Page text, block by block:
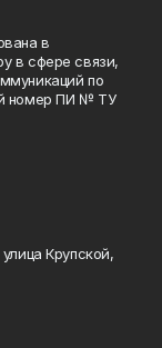
в
в сфере связи,
по
номер ПИ № ТУ
Крупской,